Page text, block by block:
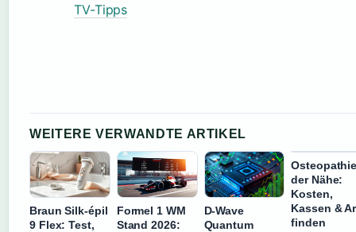
TV-Tipps
WEITERE VERWANDTE ARTIKEL
Braun Silk-épil
9 Flex: Test,
Formel 1 WM
Stand 2026:
D-Wave
Quantum
der Nähe:
Kosten,
Kassen &
finden